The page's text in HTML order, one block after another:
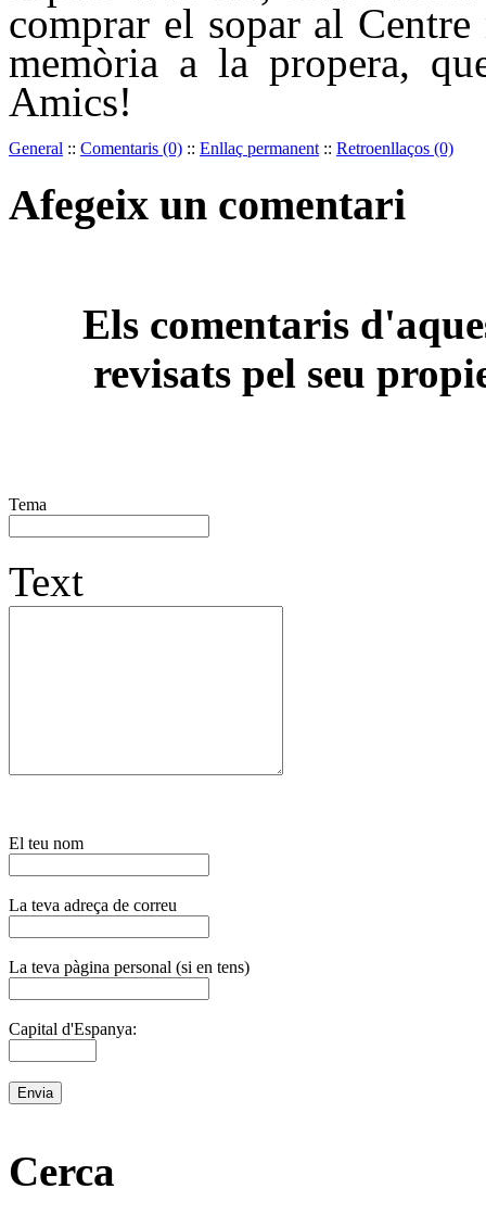
comprar el sopar al
memòria a la propera,
Amics!
General :: Comentaris (0) :: Enllaç permanent :: Retroenllaços (0)
Afegeix un comentari
Els comentaris
revisats pel seu
Tema
Text
El teu nom
La teva adreça de correu
La teva pàgina personal (si en tens)
Capital d'Espanya:
Cerca